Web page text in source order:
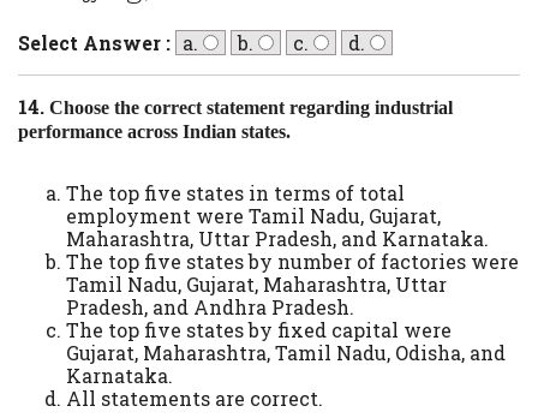
Select Answer : a. b. c. d.
14.Choose the correct statement regarding industrial
performance across Indian states.
The top five states in terms of total
employment were Tamil Nadu, Gujarat,
Maharashtra, Uttar Pradesh, and Karnataka.
The top five states by number of factories were
Tamil Nadu, Gujarat, Maharashtra, Uttar
Pradesh, and Andhra Pradesh.
The top five states by fixed capital were
Gujarat, Maharashtra, Tamil Nadu, Odisha, and
Karnataka.
All statements are correct.